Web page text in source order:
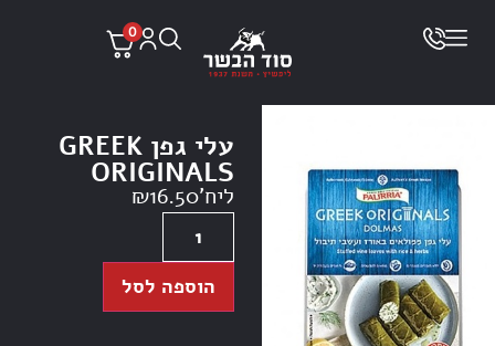
0
עלי גפן GREEK
ORIGINALS
ליח' ₪16.50
הוספה לסל